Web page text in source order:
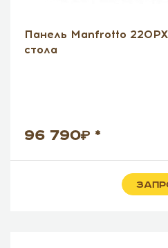
Панель Manfrotto
стола
96 790 *